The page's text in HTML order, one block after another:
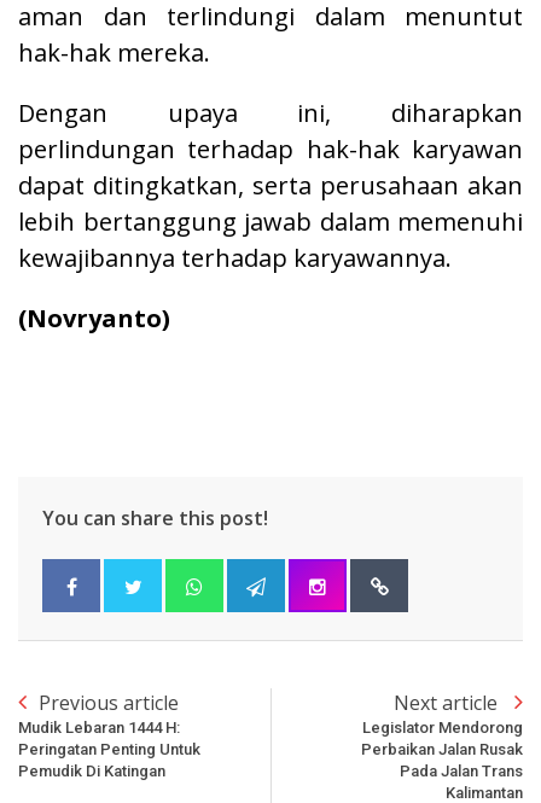
aman dan terlindungi dalam menuntut
hak-hak mereka.
Dengan upaya ini, diharapkan
perlindungan terhadap hak-hak karyawan
dapat ditingkatkan, serta perusahaan akan
lebih bertanggung jawab dalam memenuhi
kewajibannya terhadap karyawannya.
(Novryanto)
You can share this post!
Previous article
Mudik Lebaran 1444 H:
Peringatan Penting Untuk
Pemudik Di Katingan
Next article
Legislator Mendorong
Perbaikan Jalan Rusak
Pada Jalan Trans
Kalimantan